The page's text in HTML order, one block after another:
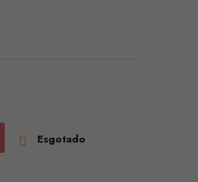
 Esgotado